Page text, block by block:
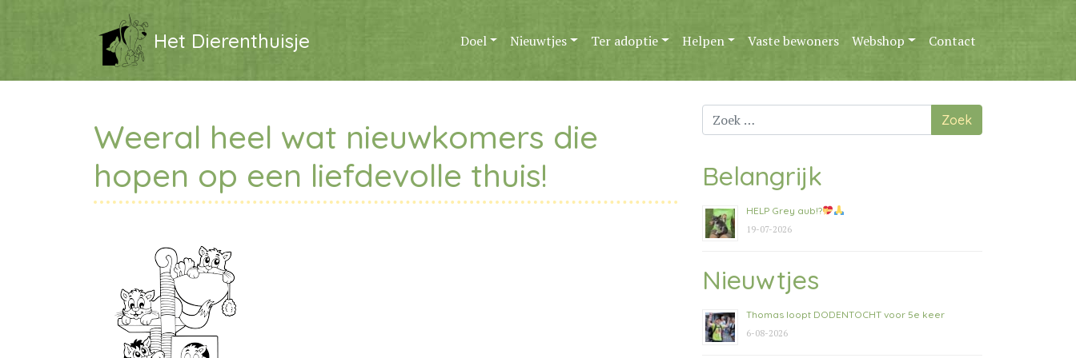
Het Dierenthuisje Doel Nieuwtjes Ter adoptie Helpen Vaste bewoners Webshop Contact
Weeral heel wat nieuwkomers die
hopen op een liefdevolle thuis!
Zoek
naar:
Belangrijk
HELP Grey aub!?
19-07-2026
Nieuwtjes
Thomas loopt DODENTOCHT voor 5e keer
6-08-2026